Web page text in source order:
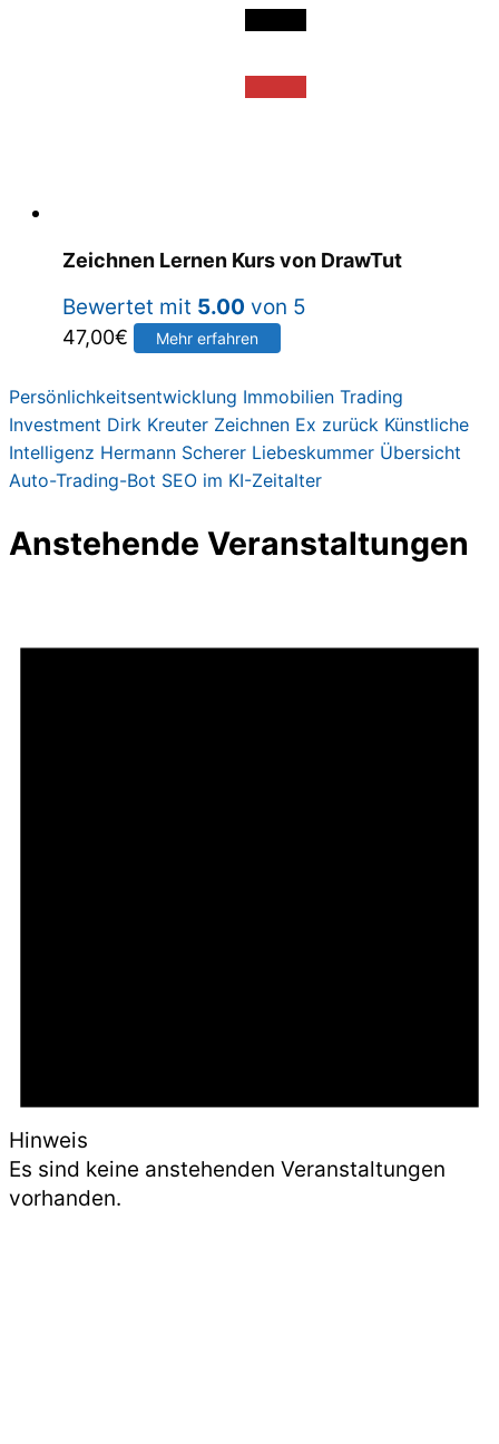
Zeichnen Lernen Kurs von DrawTut
Bewertet mit 5.00 von 5
47,00€ Mehr erfahren
Persönlichkeitsentwicklung Immobilien Trading
Investment Dirk Kreuter Zeichnen Ex zurück Künstliche
Intelligenz Hermann Scherer Liebeskummer Übersicht
Auto-Trading-Bot SEO im KI-Zeitalter
Anstehende Veranstaltungen
Hinweis
Es sind keine anstehenden Veranstaltungen
vorhanden.